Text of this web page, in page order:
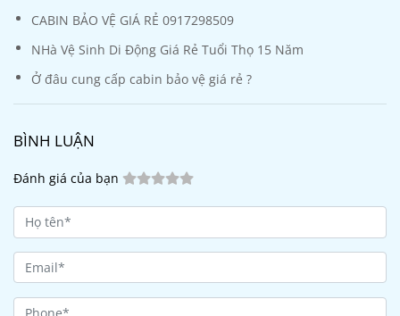
CABIN BẢO VỆ GIÁ RẺ 0917298509
NHà Vệ Sinh Di Động Giá Rẻ Tuổi Thọ 15 Năm
Ở đâu cung cấp cabin bảo vệ giá rẻ ?
BÌNH LUẬN
Đánh giá của bạn